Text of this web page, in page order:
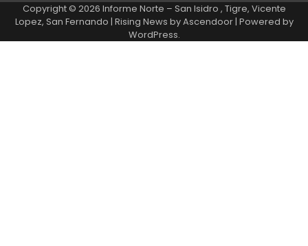
Copyright © 2026 Informe Norte – San Isidro , Tigre, Vicente
Lopez, San Fernando | Rising News byAscendoor| Powered by
WordPress.